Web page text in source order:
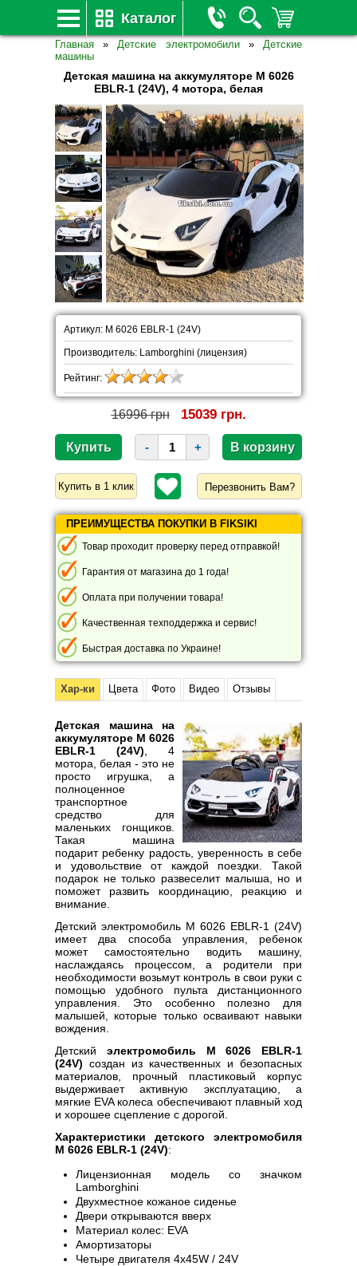
Каталог
Главная »Детские электромобили »Детские
машины
Детская машина на аккумуляторе M 6026
EBLR-1 (24V), 4 мотора, белая
Артикул: M 6026 EBLR-1 (24V)
Производитель: Lamborghini (лицензия)
Рейтинг:
16996 грн 15039 грн.
- +
Перезвонить Вам?
ПРЕИМУЩЕСТВА ПОКУПКИ В FIKSIKI
Товар проходит проверку перед отправкой!
Гарантия от магазина до 1 года!
Оплата при получении товара!
Качественная техподдержка и сервис!
Быстрая доставка по Украине!
Хар-ки Цвета Фото Видео Отзывы
Детская машина на
аккумуляторе M 6026
EBLR-1 (24V) , 4
мотора, белая - это не
просто игрушка, а
полноценное
транспортное
средство для
маленьких гонщиков.
Такая машина
подарит ребенку радость, уверенность в себе
и удовольствие от каждой поездки. Такой
подарок не только развеселит малыша, но и
поможет развить координацию, реакцию и
внимание.
Детский электромобиль M 6026 EBLR-1 (24V)
имеет два способа управления, ребенок
может самостоятельно водить машину,
наслаждаясь процессом, а родители при
необходимости возьмут контроль в свои руки с
помощью удобного пульта дистанционного
управления. Это особенно полезно для
малышей, которые только осваивают навыки
вождения.
Детский электромобиль M 6026 EBLR-1
(24V) создан из качественных и безопасных
материалов, прочный пластиковый корпус
выдерживает активную эксплуатацию, а
мягкие EVA колеса обеспечивают плавный ход
и хорошее сцепление с дорогой.
Характеристики детского электромобиля
M 6026 EBLR-1 (24V):
Лицензионная модель со значком
Lamborghini
Двухместное кожаное сиденье
Двери открываются вверх
Материал колес: EVA
Амортизаторы
Четыре двигателя 4х45W / 24V